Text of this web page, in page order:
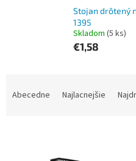
Stojan drôtený
1395
Skladom (5 ks)
€1,58
Abecedne Najlacnejšie